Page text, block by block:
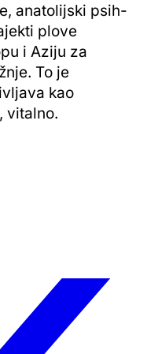
anatolijski psih-
plove
i Aziju za
To je
kao
vitalno.